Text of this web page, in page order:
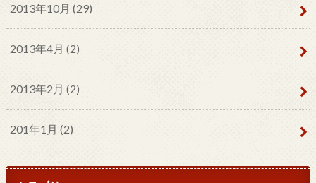
2013年10月 (29)
2013年4月 (2)
2013年2月 (2)
201年1月 (2)